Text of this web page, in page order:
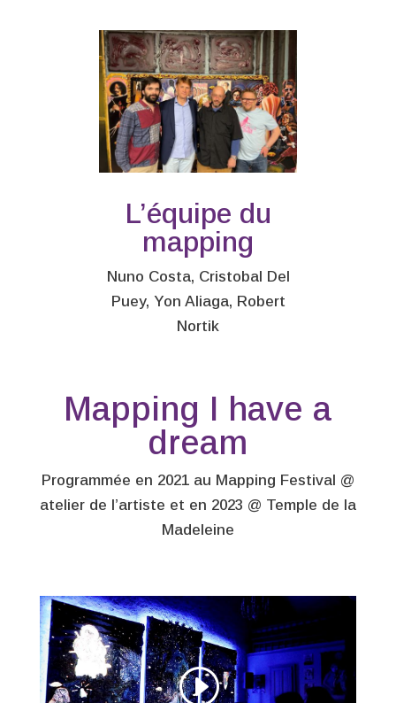
L’équipe du
mapping
Nuno Costa, Cristobal Del
Puey, Yon Aliaga, Robert
Nortik
Mapping I have a
dream
Programmée en 2021 au Mapping Festival @
atelier de l’artiste et en 2023 @ Temple de la
Madeleine